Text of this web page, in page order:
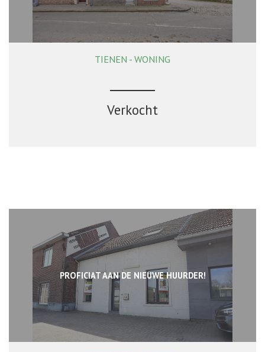
5 1
TIENEN - WONING
Verkocht
PROFICIAT AAN DE NIEUWE HUURDER!